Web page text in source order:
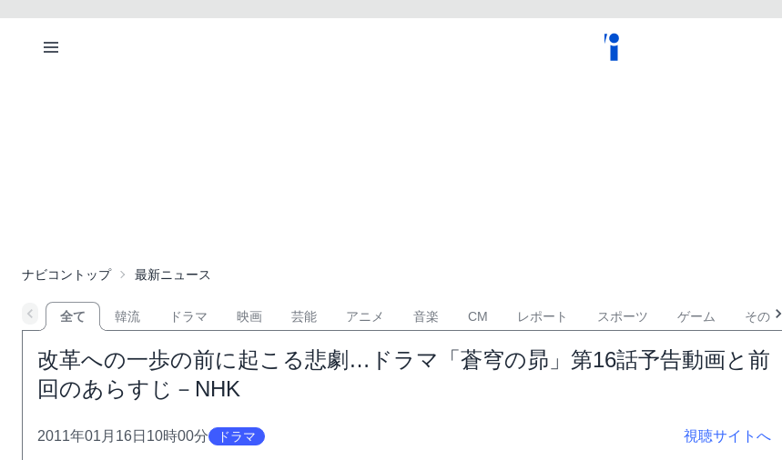
ナビコントップ 最新ニュース
全て 韓流 ドラマ 映画 芸能 アニメ 音楽 CM レポート スポーツ ゲーム その他
改革への一歩の前に起こる悲劇…ドラマ「蒼穹の昴」第16話予告動画と前
回のあらすじ－NHK
2011年01月16日10時00分 ドラマ 視聴サイトへ